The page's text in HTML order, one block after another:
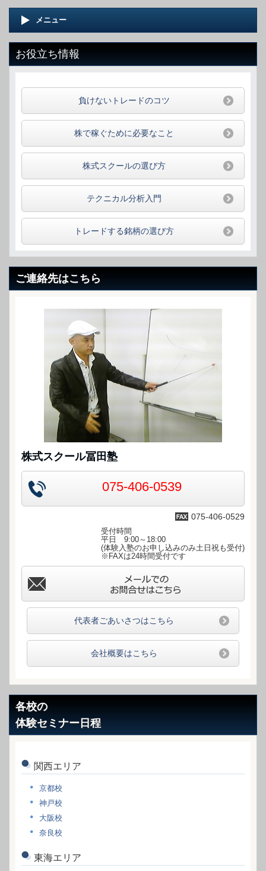
メニュー
お役立ち情報
負けないトレードのコツ
株で稼ぐために必要なこと
株式スクールの選び方
テクニカル分析入門
トレードする銘柄の選び方
ご連絡先はこちら
株式スクール冨田塾
075-406-0539
075-406-0529
受付時間
平日 9:00～18:00
(体験入塾のお申し込みのみ土日祝も受付)
※FAXは24時間受付です
info@111476.com
代表者ごあいさつはこちら
会社概要はこちら
各校の
体験セミナー日程
関西エリア
京都校
神戸校
大阪校
奈良校
東海エリア